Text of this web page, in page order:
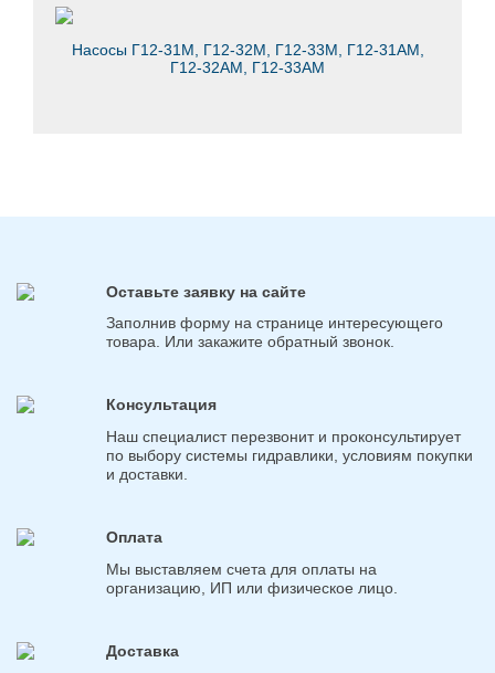
Насосы Г12-31М, Г12-32М, Г12-33М, Г12-31АМ,
Г12-32АМ, Г12-33АМ
Оставьте заявку на сайте
Заполнив форму на странице интересующего
товара. Или закажите обратный звонок.
Консультация
Наш специалист перезвонит и проконсультирует
по выбору системы гидравлики, условиям покупки
и доставки.
Оплата
Мы выставляем счета для оплаты на
организацию, ИП или физическое лицо.
Доставка